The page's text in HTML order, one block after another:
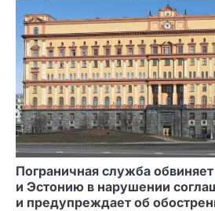
Пограничная служба
и Эстонию в нарушении
и предупреждает об